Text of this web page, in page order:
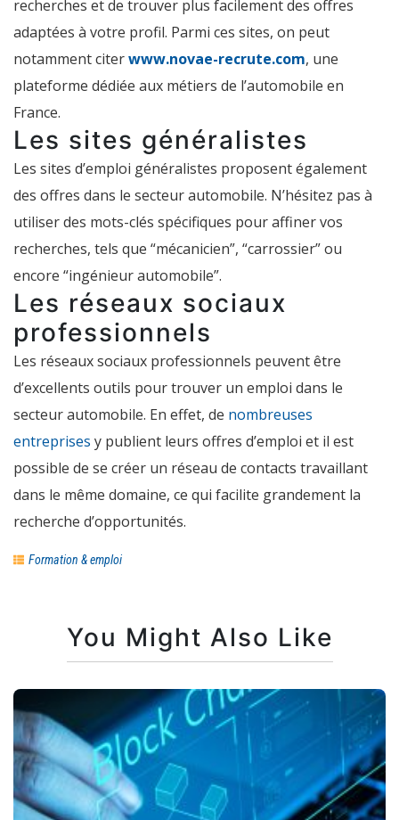
recherches et de trouver plus facilement des offres
adaptées à votre profil. Parmi ces sites, on peut
notamment citerwww.novae-recrute.com, une
plateforme dédiée aux métiers de l’automobile en
France.
Les sites généralistes
Les sites d’emploi généralistes proposent également
des offres dans le secteur automobile. N’hésitez pas à
utiliser des mots-clés spécifiques pour affiner vos
recherches, tels que “mécanicien”, “carrossier” ou
encore “ingénieur automobile”.
Les réseaux sociaux
professionnels
Les réseaux sociaux professionnels peuvent être
d’excellents outils pour trouver un emploi dans le
secteur automobile. En effet, de nombreuses
entreprises y publient leurs offres d’emploi et il est
possible de se créer un réseau de contacts travaillant
dans le même domaine, ce qui facilite grandement la
recherche d’opportunités.
Formation & emploi
You Might Also Like